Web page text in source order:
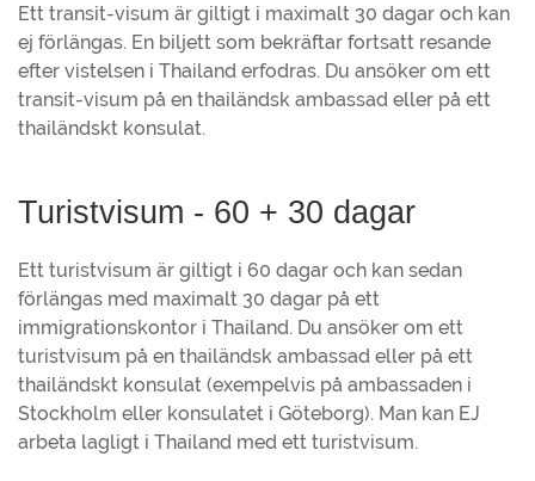
Ett transit-visum är giltigt i maximalt 30 dagar och kan
ej förlängas. En biljett som bekräftar fortsatt resande
efter vistelsen i Thailand erfodras. Du ansöker om ett
transit-visum på en thailändsk ambassad eller på ett
thailändskt konsulat.
Turistvisum - 60 + 30 dagar
Ett turistvisum är giltigt i 60 dagar och kan sedan
förlängas med maximalt 30 dagar på ett
immigrationskontor i Thailand. Du ansöker om ett
turistvisum på en thailändsk ambassad eller på ett
thailändskt konsulat (exempelvis på ambassaden i
Stockholm eller konsulatet i Göteborg). Man kan EJ
arbeta lagligt i Thailand med ett turistvisum.